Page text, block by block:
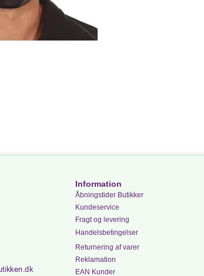
Information
Åbningstider Butikker
Kundeservice
Fragt og levering
Handelsbetingelser
Returnering af varer
Reklamation
EAN Kunder